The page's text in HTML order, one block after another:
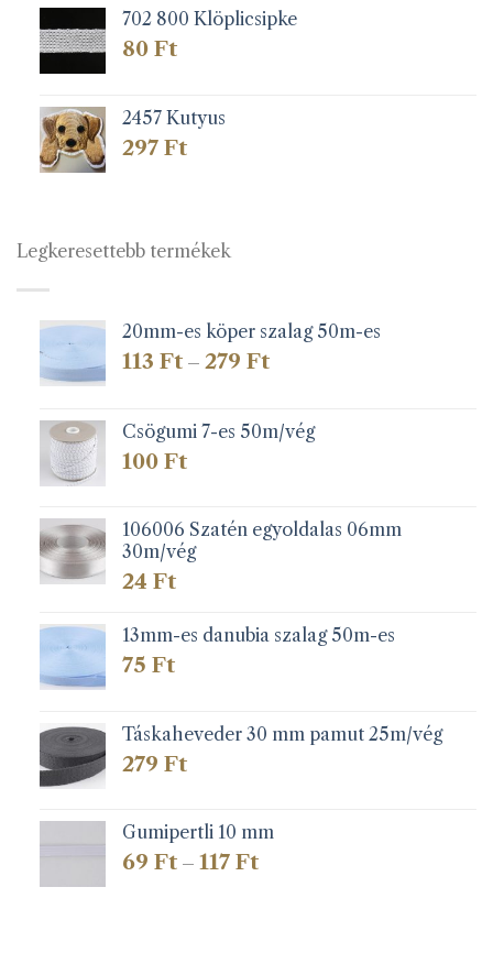
702 800 Klöplicsipke
80 Ft
2457 Kutyus
297 Ft
Legkeresettebb termékek
20mm-es köper szalag 50m-es
113 Ft – 279 FtÁrtartomány:
279 Ft
Csögumi 7-es 50m/vég
100 Ft
106006 Szatén egyoldalas 06mm
30m/vég
24 Ft
13mm-es danubia szalag 50m-es
75 Ft
Táskaheveder 30 mm pamut 25m/vég
279 Ft
Gumipertli 10 mm
69 Ft – 117 FtÁrtartomány: